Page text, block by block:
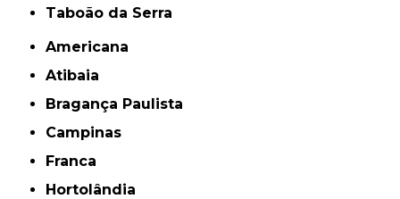
Taboão da Serra
Americana
Atibaia
Bragança Paulista
Campinas
Franca
Hortolândia